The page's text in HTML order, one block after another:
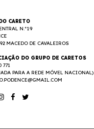
CARETO
N.º19
MACEDO DE CAVALEIROS
DO GRUPO DE CARETOS
771
PARA A REDE MÓVEL NACIONAL)